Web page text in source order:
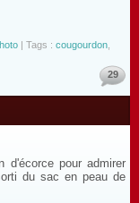
| Tags : cougourdon
29
d'écorce pour admirer
du sac en peau de